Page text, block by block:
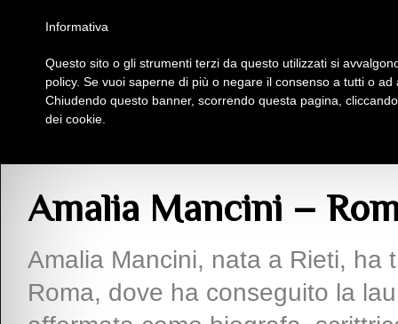
Insieme Per La Cultura
Amalia Mancini –
Amalia Mancini, nata a Rieti, ha
Roma, dove ha conseguito la
Informativa
Questo sito o gli strumenti terzi da questo utilizzati si
policy. Se vuoi saperne di più o negare il consenso a tutti o
Chiudendo questo banner, scorrendo questa pagina,
dei cookie.